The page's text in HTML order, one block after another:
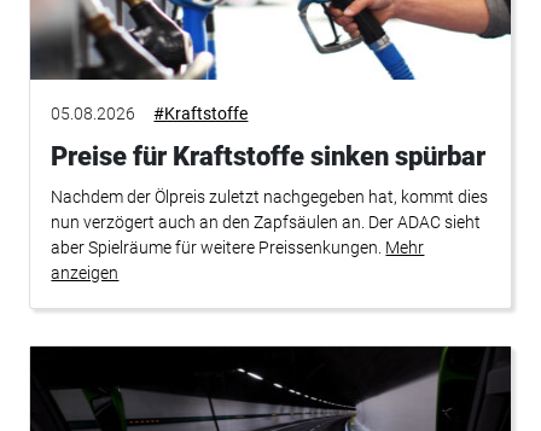
05.08.2026 #Kraftstoffe
Preise für Kraftstoffe sinken spürbar
Nachdem der Ölpreis zuletzt nachgegeben hat, kommt dies
nun verzögert auch an den Zapfsäulen an. Der ADAC sieht
aber Spielräume für weitere Preissenkungen. Mehr
anzeigen